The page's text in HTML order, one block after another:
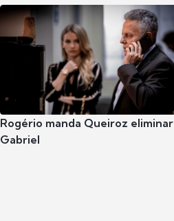
Rogério manda Queiroz eliminar
Gabriel